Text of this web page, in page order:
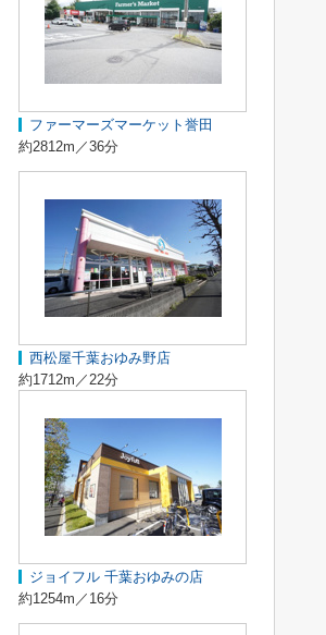
ファーマーズマーケット誉田
約2812m／36分
西松屋千葉おゆみ野店
約1712m／22分
ジョイフル 千葉おゆみの店
約1254m／16分